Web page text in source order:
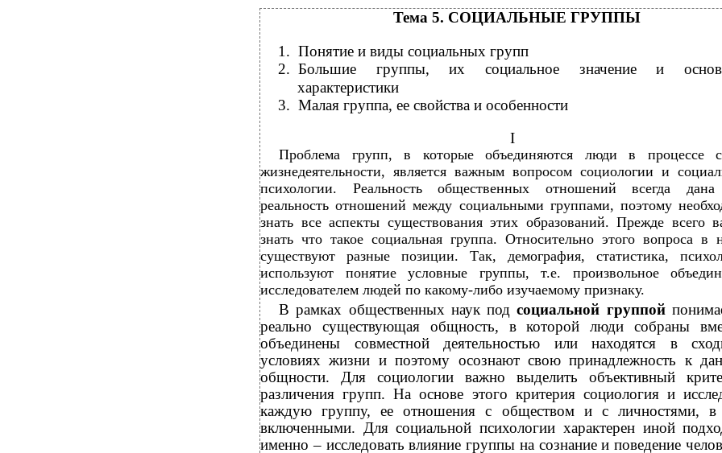
Тема 5. СОЦИАЛЬНЫЕ ГРУППЫ
1. Понятие и виды социальных групп
2. Большие группы, их социальное значение и
характеристики
3. Малая группа, ее свойства и особенности
I
Проблема групп, в которые объединяются люди в процессе
жизнедеятельности, является важным вопросом социологии и
психологии. Реальность общественных отношений всегда
реальность отношений между социальными группами, поэтому
знать все аспекты существования этих образований. Прежде всего
знать что такое социальная группа. Относительно этого вопроса в
существуют разные позиции. Так, демография, статистика,
используют понятие условные группы, т.е. произвольное
исследователем людей по какому-либо изучаемому признаку.
В рамках общественных наук подсоциальной группой
реально существующая общность, в которой люди собраны
объединены совместной деятельностью или находятся в
условиях жизни и поэтому осознают свою принадлежность к
общности. Для социологии важно выделить объективный
различения групп. На основе этого критерия социология и
каждую группу, ее отношения с обществом и с личностями, в
включенными. Для социальной психологии характерен иной
именно – исследовать влияние группы на сознание и поведение